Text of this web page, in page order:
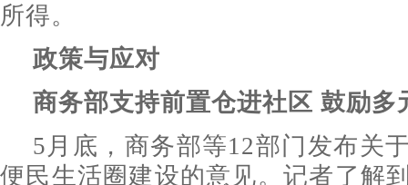
所得。
政策与应对
商务部支持前置仓进社区 鼓励多
5月底，商务部等12部门发布关
便民生活圈建设的意见。记者了解